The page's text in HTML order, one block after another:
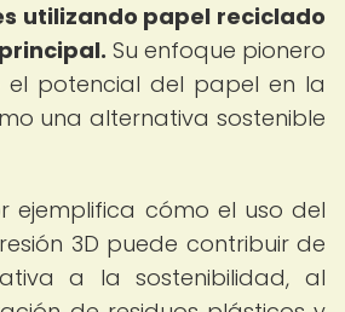
utilizando papel reciclado
Su enfoque pionero
potencial del papel en la
una alternativa sostenible
ejemplifica cómo el uso del
3D puede contribuir de
a la sostenibilidad, al